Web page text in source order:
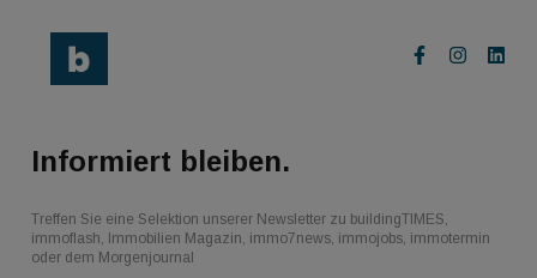
Informiert bleiben.
Treffen Sie eine Selektion unserer Newsletter zu buildingTIMES,
immoflash, Immobilien Magazin, immo7news, immojobs, immotermin
oder dem Morgenjournal